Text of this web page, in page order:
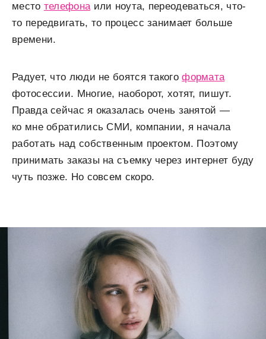
место телефонаили ноута, переодеваться, что-
то передвигать, то процесс занимает больше
времени.
Радует, что люди не боятся такогоформата
фотосессии. Многие, наоборот, хотят, пишут.
Правда сейчас я оказалась очень занятой —
ко мне обратились СМИ, компании, я начала
работать над собственным проектом. Поэтому
принимать заказы на съемку через интернет буду
чуть позже. Но совсем скоро.